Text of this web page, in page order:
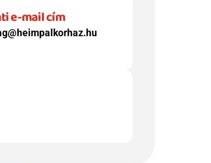
e-mail cím